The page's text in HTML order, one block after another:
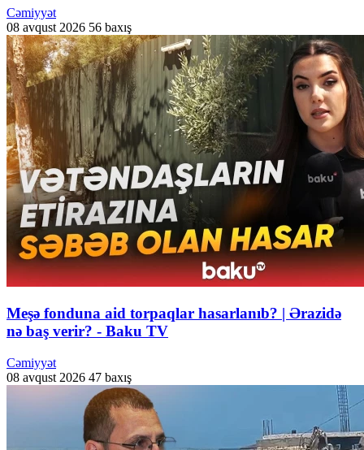
Cəmiyyət
08 avqust 2026 56 baxış
Meşə fonduna aid torpaqlar hasarlanıb? | Ərazidə
nə baş verir? - Baku TV
Cəmiyyət
08 avqust 2026 47 baxış